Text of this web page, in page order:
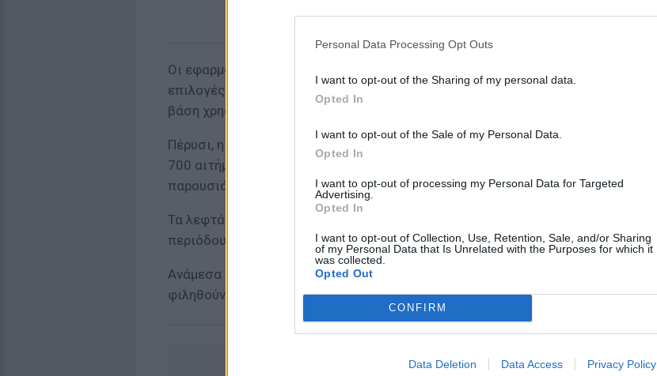
Personal Data Processing Opt Outs
I want to opt-out of the Sharing of my personal data.
Opted In
I want to opt-out of the Sale of my Personal Data.
Opted In
I want to opt-out of processing my Personal Data for Targeted
Advertising.
Opted In
I want to opt-out of Collection, Use, Retention, Sale, and/or Sharing
of my Personal Data that Is Unrelated with the Purposes for which it
was collected.
Opted Out
CONFIRM
Data Deletion Data Access Privacy Policy
Οι εφαρμογές εύρεσης τέτοιων γυναικών γίνονται όλο και πιο δημοφιλείς
επιλογές στην Κίνα, με μία εφαρμογή, το Hire Me Plz, πουνα διαθέτει μια
βάση χρηστών 700.000 ατόμων.
Πέρυσι, η blogger από το Πεκίνο, Zhao Yuqing, δέχθηκε περισσότερα από
700 αιτήματα από άνδρες απελπισμένους για μια ψεύτικη σύντροφο για να
παρουσιάσουν στους συγγενείς τους.
Τα λεφτά για τις ψεύτικες συντρόφους είναι συνήθως αρκετά καλά. Σε
περιόδους αιχμής μάλιστα ξεπερνούν τα 1000 δολάρια για ένα τριήμερο.
Ανάμεσα στους δυο συνάπτεται ένα συμβόλαιο το οποίο απαγορεύει το να
φιληθούν, το να κοιμηθούν μαζί και το να πιουν αλκοόλ.
ΔΙΑΦΗΜΙΣΗ